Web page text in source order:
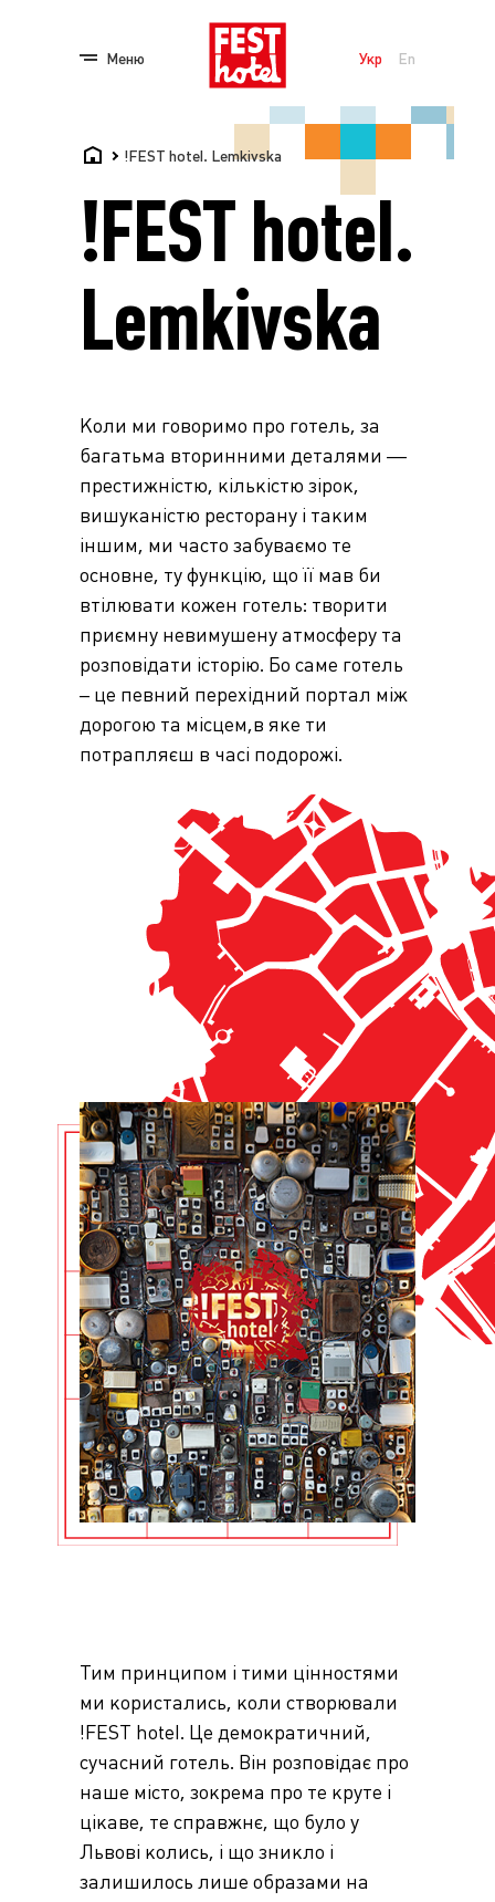
Меню Укр En
!FEST hotel. Lemkivska
!FEST hotel.
Lemkivska
Коли ми говоримо про готель, за
багатьма вторинними деталями —
престижністю, кількістю зірок,
вишуканістю ресторану і таким
іншим, ми часто забуваємо те
основне, ту функцію, що її мав би
втілювати кожен готель: творити
приємну невимушену атмосферу та
розповідати історію. Бо саме готель
– це певний перехідний портал між
дорогою та місцем,в яке ти
потрапляєш в часі подорожі.
Тим принципом і тими цінностями
ми користались, коли створювали
!FEST hotel. Це демократичний,
сучасний готель. Він розповідає про
наше місто, зокрема про те круте і
цікаве, те справжнє, що було у
Львові колись, і що зникло і
залишилось лише образами на